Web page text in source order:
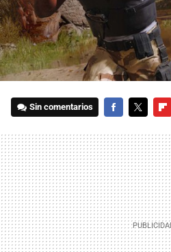
Sin comentarios